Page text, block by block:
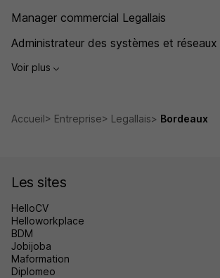
Manager commercial Legallais
Administrateur des systèmes et réseaux
Voir plus
Accueil Entreprise Legallais Bordeaux
Les sites
HelloCV
Helloworkplace
BDM
Jobijoba
Maformation
Diplomeo